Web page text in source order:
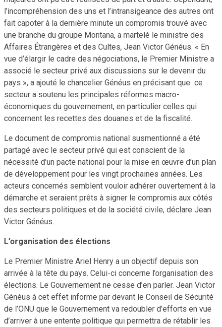
l’incompréhension des uns et l’intransigeance des autres ont
fait capoter à la dernière minute un compromis trouvé avec
une branche du groupe Montana, a martelé le ministre des
Affaires Étrangères et des Cultes, Jean Victor Généus. « En
vue d’élargir le cadre des négociations, le Premier Ministre a
associé le secteur privé aux discussions sur le devenir du
pays », a ajouté le chancelier Généus en précisant que ce
secteur a soutenu les principales réformes macro-
économiques du gouvernement, en particulier celles qui
concernent les recettes des douanes et de la fiscalité.
Le document de compromis national susmentionné a été
partagé avec le secteur privé qui est conscient de la
nécessité d’un pacte national pour la mise en œuvre d’un plan
de développement pour les vingt prochaines années. Les
acteurs concernés semblent vouloir adhérer ouvertement à la
démarche et seraient prêts à signer le compromis aux côtés
des secteurs politiques et de la société civile, déclare Jean
Victor Généus.
L’organisation des élections
Le Premier Ministre Ariel Henry a un objectif depuis son
arrivée à la tête du pays. Celui-ci concerne l’organisation des
élections. Le Gouvernement ne cesse d’en parler. Jean Victor
Généus à cet effet informe par devant le Conseil de Sécurité
de l’ONU que le Gouvernement va redoubler d’efforts en vue
d’arriver à une entente politique qui permettra de rétablir les